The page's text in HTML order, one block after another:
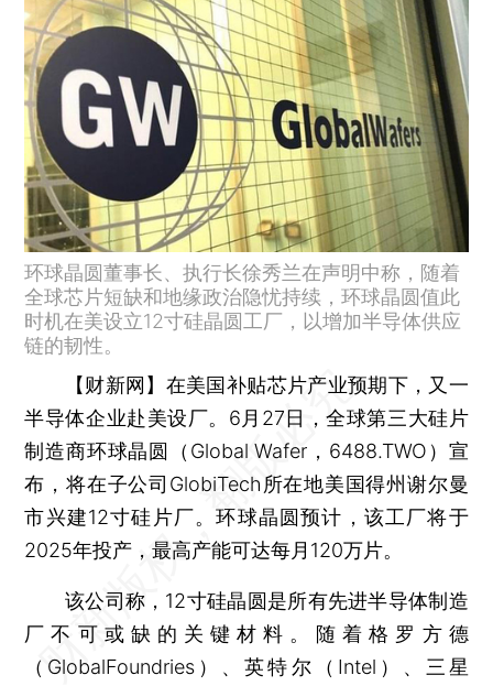
环球晶圆董事长、执行长徐秀兰在声明中称，随着
全球芯片短缺和地缘政治隐忧持续，环球晶圆值此
时机在美设立12寸硅晶圆工厂，以增加半导体供应
链的韧性。
【财新网】 在美国补贴芯片产业预期下，又一
半导体企业赴美设厂。6月27日，全球第三大硅片
制造商环球晶圆（Global Wafer，6488.TWO）宣
布，将在子公司GlobiTech所在地美国得州谢尔曼
市兴建12寸硅片厂。环球晶圆预计，该工厂将于
2025年投产，最高产能可达每月120万片。
该公司称，12寸硅晶圆是所有先进半导体制造
厂不可或缺的关键材料。随着格罗方德
（GlobalFoundries）、英特尔（Intel）、三星